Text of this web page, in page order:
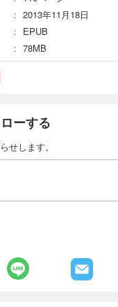
を表示する
経済 2026/2/21・2/28合併号
を表示する
を表示する
経済 2026/1/31・2/7合併号
2013年11月18日
EPUB
78MB
ーする
せします。